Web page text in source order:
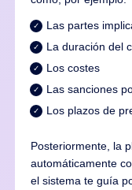
Las partes
La duración del
Los costes
Las sanciones
Los plazos de
Posteriormente, la
automáticamente
el sistema te guía